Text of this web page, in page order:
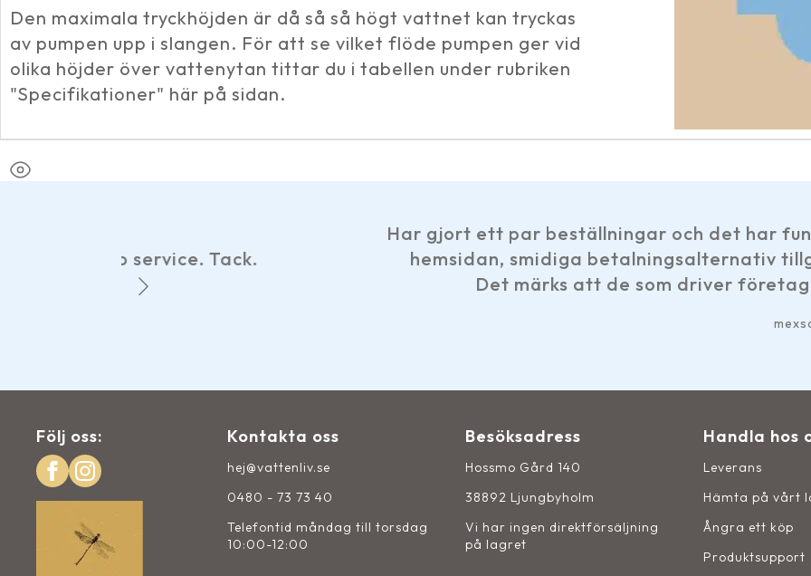
Den maximala tryckhöjden är då så så högt vattnet kan tryckas
av pumpen upp i slangen. För att se vilket flöde pumpen ger vid
olika höjder över vattenytan tittar du i tabellen under rubriken
"Specifikationer" här på sidan.
Har gjort ett par beställningar och det har fungerat hur bra som
hemsidan, smidiga betalningsalternativ tillgängliga och
Det märks att de som driver företaget är engagerade.
Följ oss: Kontakta oss
hej@vattenliv.se
0480 - 73 73 40
Telefontid måndag till torsdag
10:00-12:00
Besöksadress
Hossmo Gård 140
38892 Ljungbyholm
Vi har ingen direktförsäljning
på lagret
Handla hos
Leverans
Hämta på vårt
Ångra ett köp
Produktsupport